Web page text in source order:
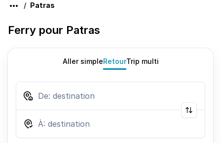
Patras
Ferry pour Patras
Aller simpleRetourTrip multi